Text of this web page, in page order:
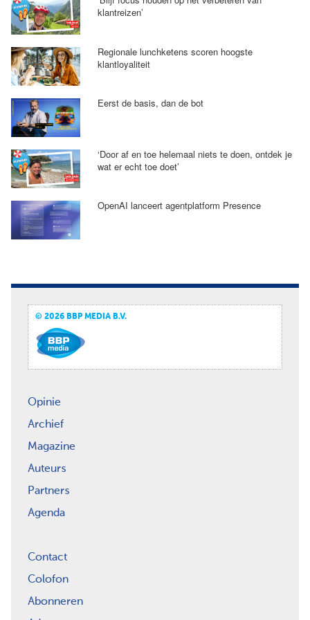
klantreizen’
Regionale lunchketens scoren hoogste
klantloyaliteit
Eerst de basis, dan de bot
‘Door af en toe helemaal niets te doen, ontdek je
wat er echt toe doet’
OpenAI lanceert agentplatform Presence
© 2026 BBP MEDIA B.V.
Opinie
Archief
Magazine
Auteurs
Partners
Agenda
Contact
Colofon
Abonneren